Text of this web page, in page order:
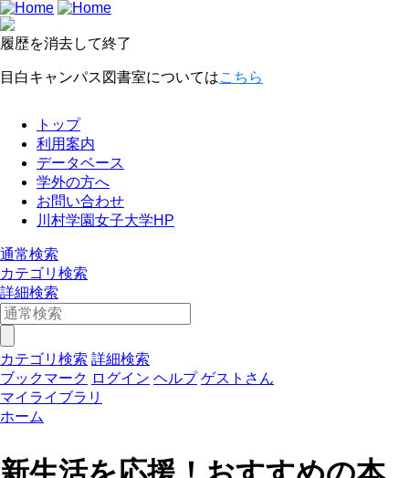
履歴を消去して終了
目白キャンパス図書室についてはこちら
トップ
利用案内
データベース
学外の方へ
お問い合わせ
川村学園女子大学HP
通常検索
カテゴリ検索
詳細検索
カテゴリ検索 詳細検索
ブックマーク ログイン ヘルプ ゲストさん
マイライブラリ
ホーム